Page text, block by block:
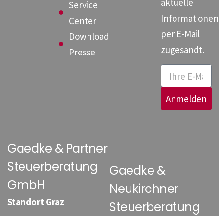
Service
Center
Download
Presse
aktuelle
Informationen
per E-Mail
zugesandt.
Anmelden
Gaedke & Partner
Steuerberatung
GmbH
Standort Graz
Gaedke &
Neukirchner
Steuerberatung